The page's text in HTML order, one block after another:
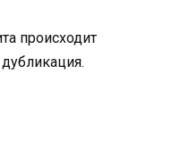
происходит